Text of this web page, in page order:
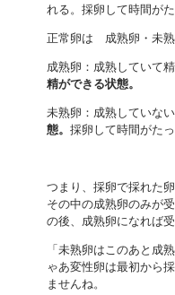
れる。採卵して時間が
正常卵は 成熟卵・未
成熟卵：成熟していて
精ができる状態。
未熟卵：成熟していない
態。 採卵して時間がた
つまり、採卵で採れた
その中の成熟卵のみが
の後、成熟卵になれば受
「未熟卵はこのあと成
ゃあ変性卵は最初から
ませんね。